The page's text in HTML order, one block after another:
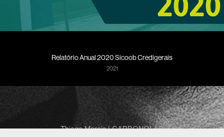
Relatório Anual 2020 Sicoob Credigerais
2021
Thiago Morais | CARBONOLAB